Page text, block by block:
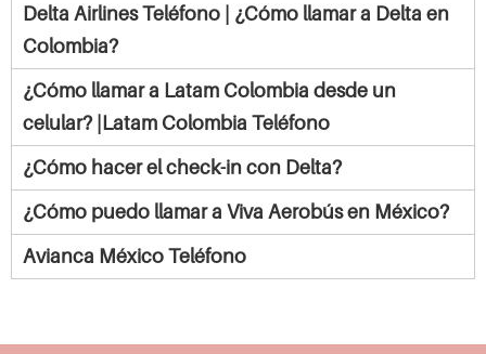
Delta Airlines Teléfono | ¿Cómo llamar a Delta en
Colombia?
¿Cómo llamar a Latam Colombia desde un
celular? |Latam Colombia Teléfono
¿Cómo hacer el check-in con Delta?
¿Cómo puedo llamar a Viva Aerobús en México?
Avianca México Teléfono